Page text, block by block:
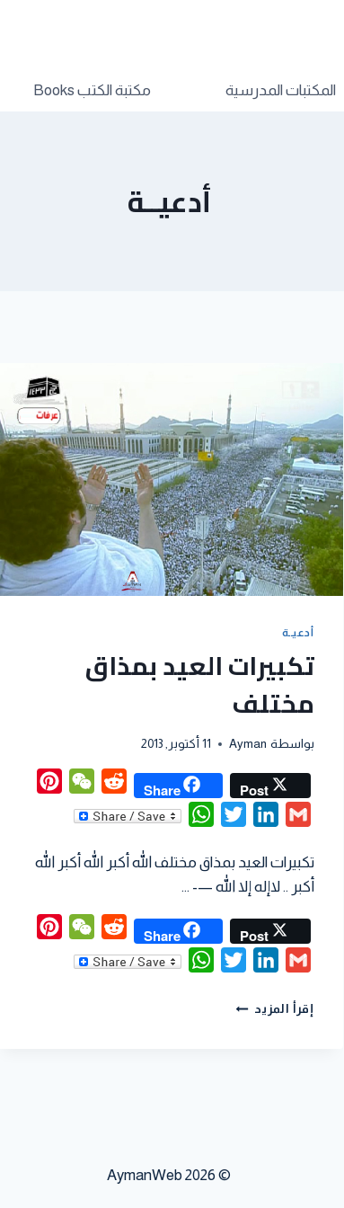
المكتبات المدرسية مكتبة الكتب Books
أدعيــة
أدعيــة
تكبيرات العيد بمذاق
مختلف
بواسطة Ayman 11 أكتوبر, 2013
Post
Share
Reddit
WeChat
Gmail
LinkedIn
Twitter
WhatsApp
تكبيرات العيد بمذاق مختلف الله أكبر الله أكبر الله
أكبر .. لاإله إلا الله —- …
Post
Share
Reddit
WeChat
Gmail
LinkedIn
Twitter
WhatsApp
إقرأ المزيد
© 2026 AymanWeb